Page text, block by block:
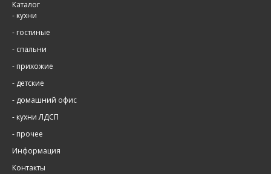
Каталог
- кухни
- гостиные
- спальни
- прихожие
- детские
- домашний офис
- кухни ЛДСП
- прочее
Информация
Контакты